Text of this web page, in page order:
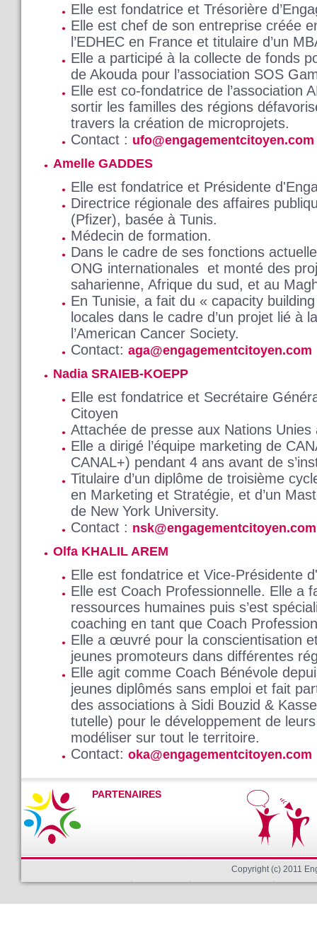
Elle est fondatrice et Trésorière
Elle est chef de son entreprise créée
l’EDHEC en France et titulaire d’un
Elle a participé à la collecte de fonds
de Akouda pour l’association SOS
Elle est co-fondatrice de l’association
sortir les familles des régions
travers la création de microprojets.
Contact : ufo@engagementcitoyen.com
Amelle GADDES
Elle est fondatrice et Présidente
Directrice régionale des affaires
(Pfizer), basée à Tunis.
Médecin de formation.
Dans le cadre de ses fonctions
ONG internationales et monté des
saharienne, Afrique du sud, et au
En Tunisie, a fait du « capacity
locales dans le cadre d’un projet lié à
l’American Cancer Society.
Contact: aga@engagementcitoyen.com
Nadia SRAIEB-KOEPP
Elle est fondatrice et Secrétaire
Citoyen
Attachée de presse aux Nations Unies
Elle a dirigé l’équipe marketing de
CANAL+) pendant 4 ans avant de
Titulaire d’un diplôme de troisième
en Marketing et Stratégie, et d’un
de New York University.
Contact : nsk@engagementcitoyen.com
Olfa KHALIL AREM
Elle est fondatrice et Vice-Présidente
Elle est Coach Professionnelle. Elle a
ressources humaines puis s’est
coaching en tant que Coach
Elle a œuvré pour la conscientisation
jeunes promoteurs dans différentes
Elle agit comme Coach Bénévole
jeunes diplômés sans emploi et fait
des associations à Sidi Bouzid &
tutelle) pour le développement de
modéliser sur tout le territoire.
Contact: oka@engagementcitoyen.com
PARTENAIRES
Copyright (c) 2011